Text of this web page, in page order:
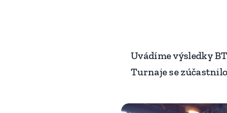
Uvádíme výsledky
Turnaje se